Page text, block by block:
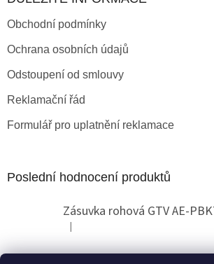
Obchodní podmínky
Ochrana osobních údajů
Odstoupení od smlouvy
Reklamační řád
Formulář pro uplatnění reklamace
Poslední hodnocení produktů
Zásuvka rohová GTV AE-
Hodnocení produktu je 2 z 5
|